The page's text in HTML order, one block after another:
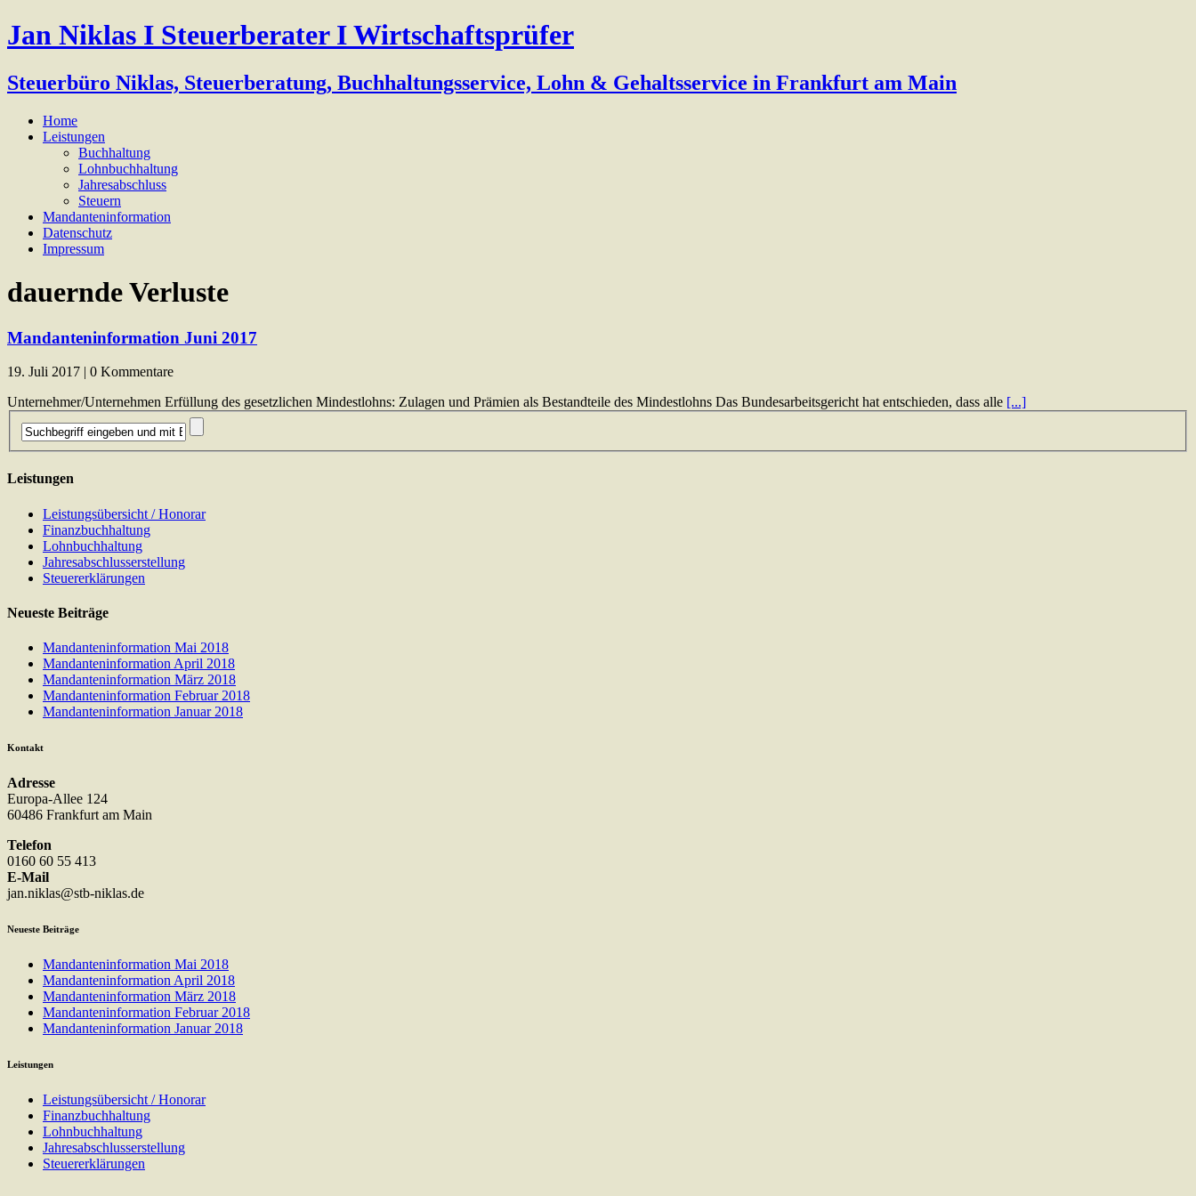
Jan Niklas I Steuerberater I Wirtschaftsprüfer
Steuerbüro Niklas, Steuerberatung, Buchhaltungsservice, Lohn & Gehaltsservice in Frankfurt am Main
Home
Leistungen
Buchhaltung
Lohnbuchhaltung
Jahresabschluss
Steuern
Mandanteninformation
Datenschutz
Impressum
dauernde Verluste
Mandanteninformation Juni 2017
19. Juli 2017 | 0 Kommentare
Unternehmer/Unternehmen Erfüllung des gesetzlichen Mindestlohns: Zulagen und Prämien als Bestandteile des Mindestlohns Das Bundesarbeitsgericht hat entschieden, dass alle [...]
Leistungen
Leistungsübersicht / Honorar
Finanzbuchhaltung
Lohnbuchhaltung
Jahresabschlusserstellung
Steuererklärungen
Neueste Beiträge
Mandanteninformation Mai 2018
Mandanteninformation April 2018
Mandanteninformation März 2018
Mandanteninformation Februar 2018
Mandanteninformation Januar 2018
Kontakt
Adresse
Europa-Allee 124
60486 Frankfurt am Main
Telefon
0160 60 55 413
E-Mail
jan.niklas@stb-niklas.de
Neueste Beiträge
Mandanteninformation Mai 2018
Mandanteninformation April 2018
Mandanteninformation März 2018
Mandanteninformation Februar 2018
Mandanteninformation Januar 2018
Leistungen
Leistungsübersicht / Honorar
Finanzbuchhaltung
Lohnbuchhaltung
Jahresabschlusserstellung
Steuererklärungen